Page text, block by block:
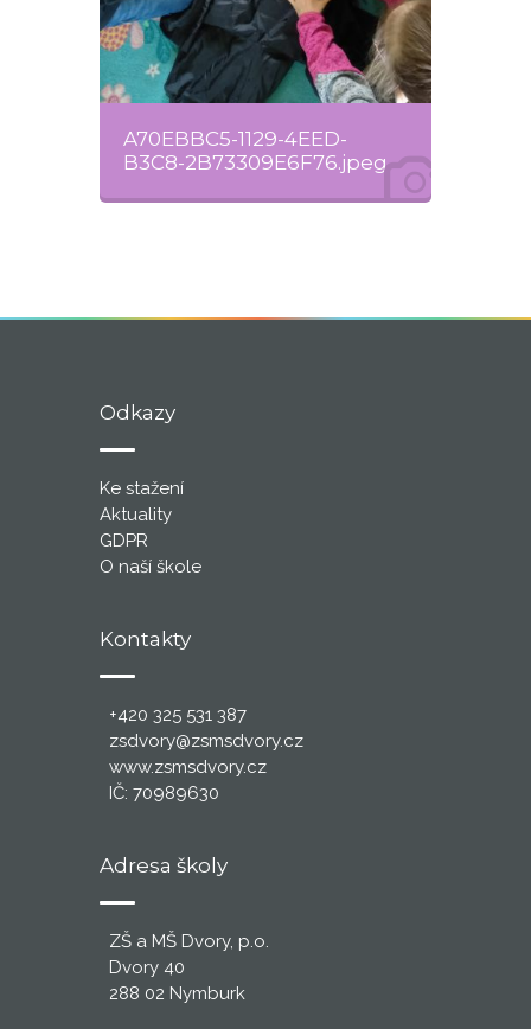
A70EBBC5-1129-4EED-
B3C8-2B73309E6F76.jpeg
Odkazy
Ke stažení
Aktuality
GDPR
O naší škole
Kontakty
+420 325 531 387
zsdvory@zsmsdvory.cz
www.zsmsdvory.cz
IČ: 70989630
Adresa školy
ZŠ a MŠ Dvory, p.o.
Dvory 40
288 02 Nymburk